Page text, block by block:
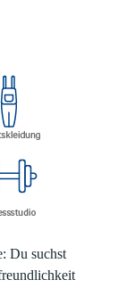
Du suchst